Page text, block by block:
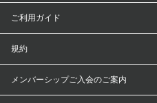
ご利用ガイド
規約
メンバーシップご入会のご案内